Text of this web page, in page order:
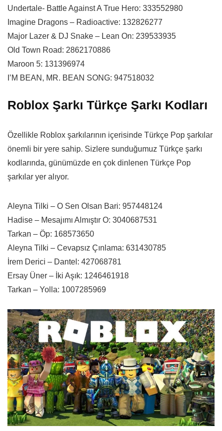
Undertale- Battle Against A True Hero: 333552980
Imagine Dragons – Radioactive: 132826277
Major Lazer & DJ Snake – Lean On: 239533935
Old Town Road: 2862170886
Maroon 5: 131396974
I’M BEAN, MR. BEAN SONG: 947518032
Roblox Şarkı Türkçe Şarkı Kodları
Özellikle Roblox şarkılarının içerisinde Türkçe Pop şarkılar
önemli bir yere sahip. Sizlere sunduğumuz Türkçe şarkı
kodlarında, günümüzde en çok dinlenen Türkçe Pop
şarkılar yer alıyor.
Aleyna Tilki – O Sen Olsan Bari: 957448124
Hadise – Mesajımı Almıştır O: 3040687531
Tarkan – Öp: 168573650
Aleyna Tilki – Cevapsız Çınlama: 631430785
İrem Derici – Dantel: 427068781
Ersay Üner – İki Aşık: 1246461918
Tarkan – Yolla: 1007285969